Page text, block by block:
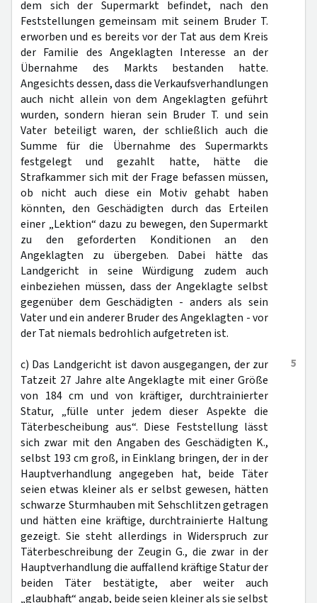
dem sich der Supermarkt befindet, nach den
Feststellungen gemeinsam mit seinem Bruder T.
erworben und es bereits vor der Tat aus dem Kreis
der Familie des Angeklagten Interesse an der
Übernahme des Markts bestanden hatte.
Angesichts dessen, dass die Verkaufsverhandlungen
auch nicht allein von dem Angeklagten geführt
wurden, sondern hieran sein Bruder T. und sein
Vater beteiligt waren, der schließlich auch die
Summe für die Übernahme des Supermarkts
festgelegt und gezahlt hatte, hätte die
Strafkammer sich mit der Frage befassen müssen,
ob nicht auch diese ein Motiv gehabt haben
könnten, den Geschädigten durch das Erteilen
einer „Lektion“ dazu zu bewegen, den Supermarkt
zu den geforderten Konditionen an den
Angeklagten zu übergeben. Dabei hätte das
Landgericht in seine Würdigung zudem auch
einbeziehen müssen, dass der Angeklagte selbst
gegenüber dem Geschädigten - anders als sein
Vater und ein anderer Bruder des Angeklagten - vor
der Tat niemals bedrohlich aufgetreten ist.
5
c) Das Landgericht ist davon ausgegangen, der zur
Tatzeit 27 Jahre alte Angeklagte mit einer Größe
von 184 cm und von kräftiger, durchtrainierter
Statur, „fülle unter jedem dieser Aspekte die
Täterbescheibung aus“. Diese Feststellung lässt
sich zwar mit den Angaben des Geschädigten K.,
selbst 193 cm groß, in Einklang bringen, der in der
Hauptverhandlung angegeben hat, beide Täter
seien etwas kleiner als er selbst gewesen, hätten
schwarze Sturmhauben mit Sehschlitzen getragen
und hätten eine kräftige, durchtrainierte Haltung
gezeigt. Sie steht allerdings in Widerspruch zur
Täterbeschreibung der Zeugin G., die zwar in der
Hauptverhandlung die auffallend kräftige Statur der
beiden Täter bestätigte, aber weiter auch
„glaubhaft“ angab, beide seien kleiner als sie selbst